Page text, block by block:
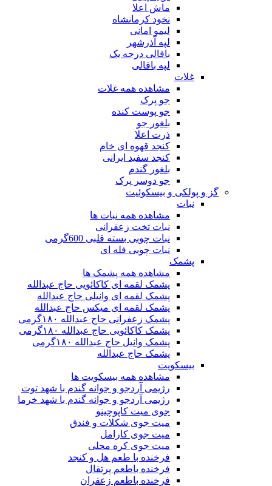
ماش اعلا
نخود کرمانشاه
لیمو امانی
لپه آذرشهر
باقالی درجه یک
لپه باقالی
غلات
مشاهده همه غلات
جو پرک
جو پوست کنده
بلغور جو
ذرت اعلا
کنجد قهوه ای خام
کنجد سفید ایرانی
بلغور گندم
جو دوسر پرک
گز و پولکی و بیسکوئیت
نبات
مشاهده همه نبات ها
نبات تخت زعفرانی
نبات چوبی بسته قلبی 600گرمی
نبات چوبی فله ای
پشمک
مشاهده همه پشمک ها
پشمک لقمه ای کاکائویی حاج عبدالله
پشمک لقمه ای وانیلی حاج عبدالله
پشمک لقمه ای میکس حاج عبدالله
پشمک زعفرانی حاج عبدالله ۱۸۰گرمی
پشمک کاکائویی حاج عبدالله ۱۸۰گرمی
پشمک وانیل حاج عبدالله ۱۸۰گرمی
پشمک حاج عبدالله
بیسکویت
مشاهده همه بیسکویت ها
رژیمی آردجو و جوانه گندم با شهد توت
رژیمی آردجو و جوانه گندم با شهد خرما
جوی میت کاپوچینو
میت جوی شکلات و فندق
میت جوی کارامل
میت جوی کره محلی
فرخنده با طعم هل و کنجد
فرخنده باطعم پرتقال
فرخنده باطعم زعفران